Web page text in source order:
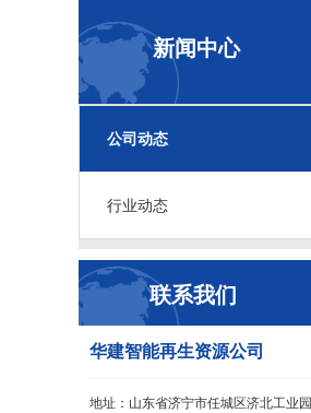
新闻中心
公司动态
行业动态
联系我们
华建智能再生资源公司
地址：山东省济宁市任城区济北工业园